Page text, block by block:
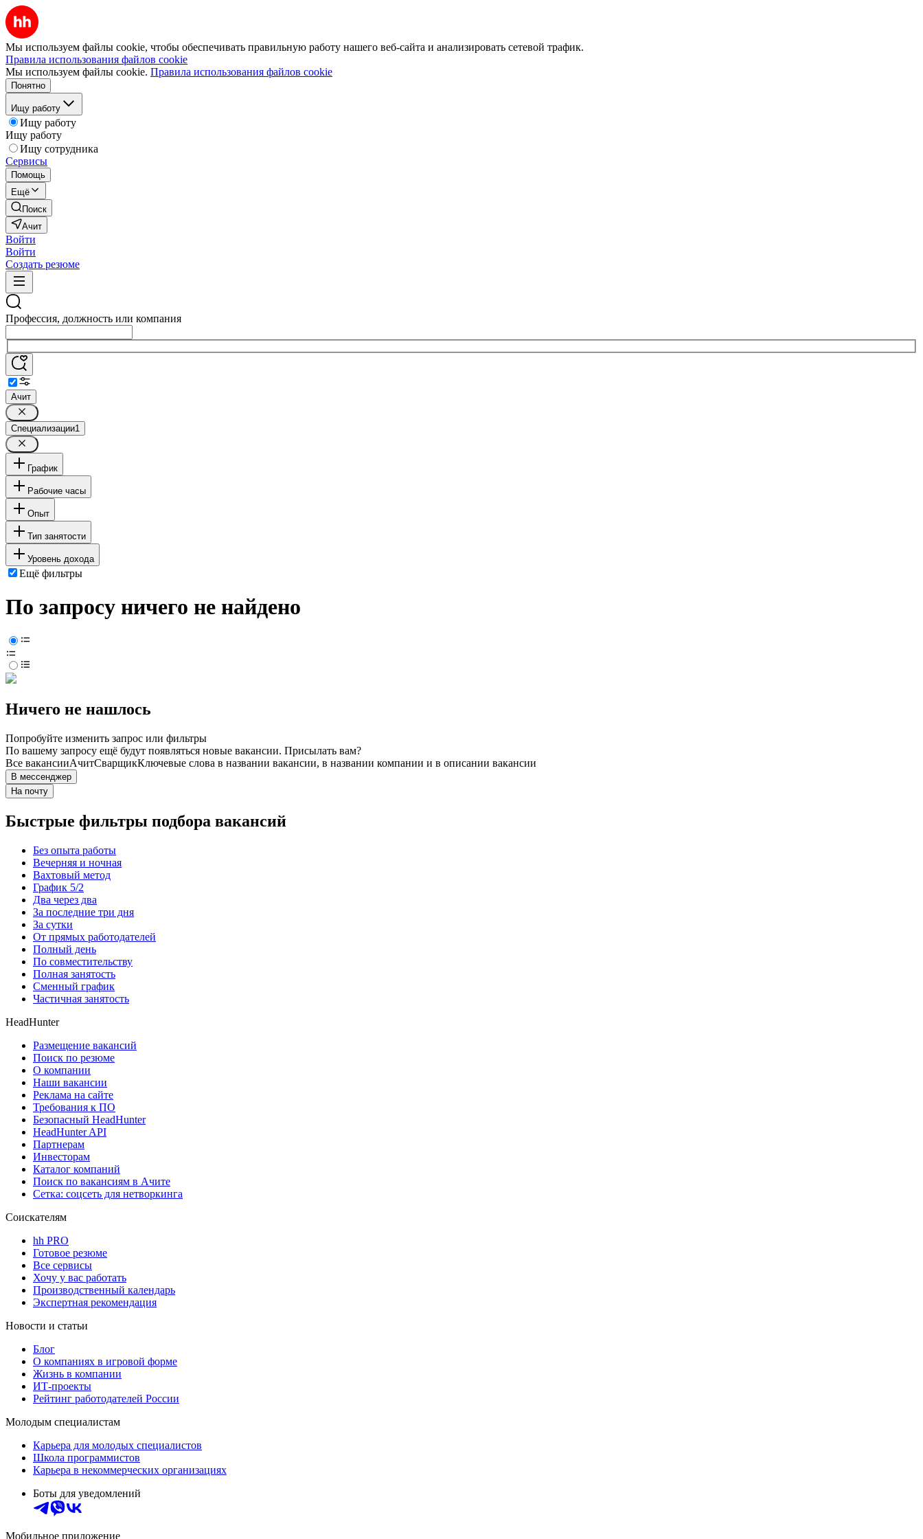
Мы используем файлы cookie, чтобы обеспечивать правильную работу нашего веб-сайта и анализировать сетевой трафик.
Правила использования файлов cookie
Мы используем файлы cookie. Правила использования файлов cookie
Понятно
Ищу работу
Ищу работу
Ищу работу
Ищу сотрудника
Сервисы
Помощь
Ещё
Поиск
Ачит
Войти
Войти
Создать резюме
Профессия, должность или компания
Ачит
Специализации1
График
Рабочие часы
Опыт
Тип занятости
Уровень дохода
Ещё фильтры
По запросу ничего не найдено
Ничего не нашлось
Попробуйте изменить запрос или фильтры
По вашему запросу ещё будут появляться новые вакансии. Присылать вам?
Все вакансииАчитСварщикКлючевые слова в названии вакансии, в названии компании и в описании вакансии
В мессенджер
На почту
Быстрые фильтры подбора вакансий
Без опыта работы
Вечерняя и ночная
Вахтовый метод
График 5/2
Два через два
За последние три дня
За сутки
От прямых работодателей
Полный день
По совместительству
Полная занятость
Сменный график
Частичная занятость
HeadHunter
Размещение вакансий
Поиск по резюме
О компании
Наши вакансии
Реклама на сайте
Требования к ПО
Безопасный HeadHunter
HeadHunter API
Партнерам
Инвесторам
Каталог компаний
Поиск по вакансиям в Ачите
Сетка: соцсеть для нетворкинга
Соискателям
hh PRO
Готовое резюме
Все сервисы
Хочу у вас работать
Производственный календарь
Экспертная рекомендация
Новости и статьи
Блог
О компаниях в игровой форме
Жизнь в компании
ИТ-проекты
Рейтинг работодателей России
Молодым специалистам
Карьера для молодых специалистов
Школа программистов
Карьера в некоммерческих организациях
Боты для уведомлений
Мобильное приложение